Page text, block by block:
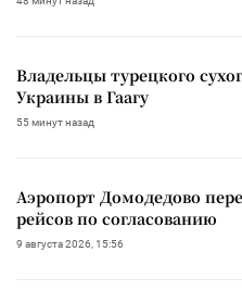
Владельцы турецкого
Украины в Гаагу
55 минут назад
Аэропорт Домодедово
рейсов по согласованию
9 августа 2026, 15:56